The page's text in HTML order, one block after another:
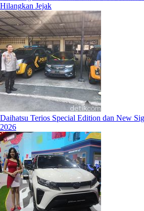
Hilangkan Jejak
Daihatsu Terios Special Edition dan New
2026